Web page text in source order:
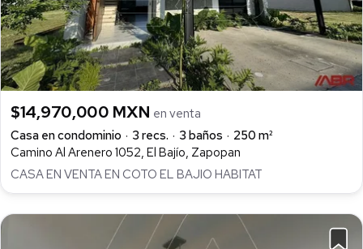
$14,970,000 MXN en venta
Casa en condominio
3 recs. 3 baños
250 m²
Camino Al Arenero 1052, El Bajío, Zapopan
CASA EN VENTA EN COTO EL BAJIO HABITAT